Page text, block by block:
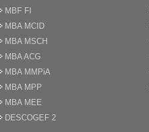
MBF FI
MBA MCID
MBA MSCH
MBA ACG
MBA MMPiA
MBA MPP
MBA MEE
DESCOGEF 2